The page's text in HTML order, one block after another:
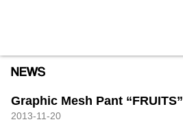
Graphic Mesh Pant “FRUITS”
2013-11-20